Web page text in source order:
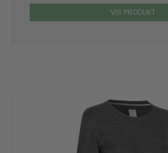
VIS PRODUKT